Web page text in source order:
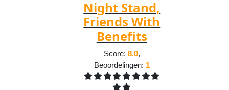
Night Stand,
Friends With
Benefits
Score: 8.0,
Beoordelingen: 1